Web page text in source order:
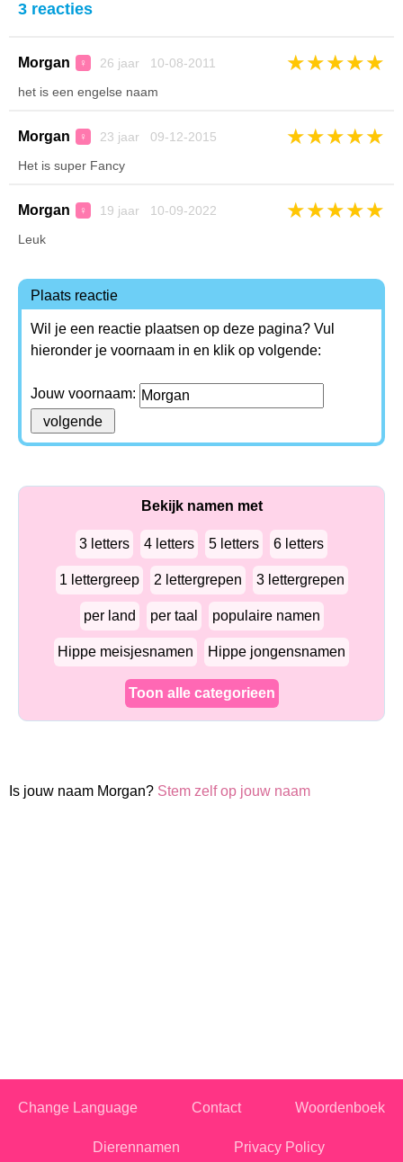
3 reacties
Morgan ♀ 26 jaar 10-08-2011 ★★★★★
het is een engelse naam
Morgan ♀ 23 jaar 09-12-2015 ★★★★★
Het is super Fancy
Morgan ♀ 19 jaar 10-09-2022 ★★★★★
Leuk
Plaats reactie
Wil je een reactie plaatsen op deze pagina? Vul
hieronder je voornaam in en klik op volgende:
Jouw voornaam:
Bekijk namen met
3 letters 4 letters 5 letters 6 letters
1 lettergreep 2 lettergrepen 3 lettergrepen
per land per taal populaire namen
Hippe meisjesnamen Hippe jongensnamen
Toon alle categorieen
Is jouw naam Morgan? Stem zelf op jouw naam
Change Language Contact Woordenboek
Dierennamen Privacy Policy